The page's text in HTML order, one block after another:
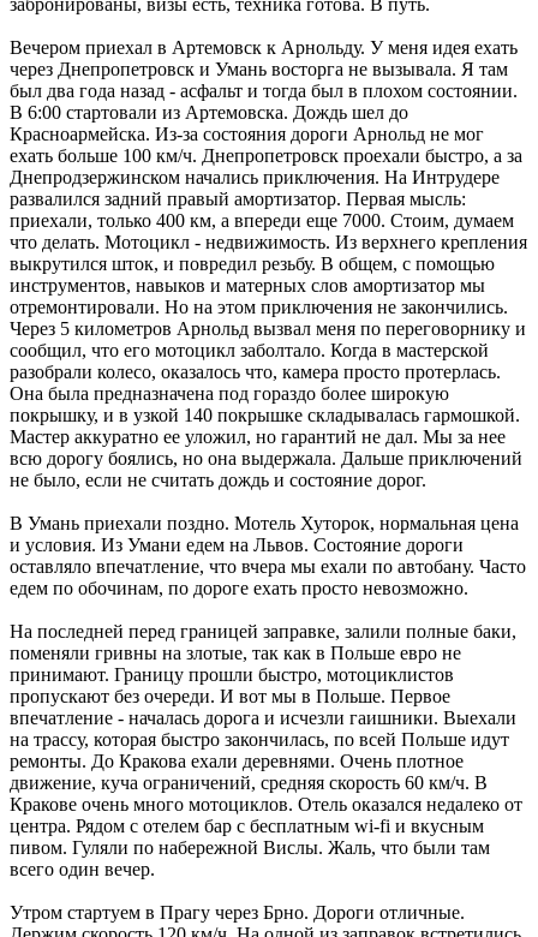
Вечером приехал в Артемовск к Арнольду. У меня идея ехать
через Днепропетровск и Умань восторга не вызывала. Я там
был два года назад - асфальт и тогда был в плохом состоянии.
В 6:00 стартовали из Артемовска. Дождь шел до
Красноармейска. Из-за состояния дороги Арнольд не мог
ехать больше 100 км/ч. Днепропетровск проехали быстро, а за
Днепродзержинском начались приключения. На Интрудере
развалился задний правый амортизатор. Первая мысль:
приехали, только 400 км, а впереди еще 7000. Стоим, думаем
что делать. Мотоцикл - недвижимость. Из верхнего крепления
выкрутился шток, и повредил резьбу. В общем, с помощью
инструментов, навыков и матерных слов амортизатор мы
отремонтировали. Но на этом приключения не закончились.
Через 5 километров Арнольд вызвал меня по переговорнику и
сообщил, что его мотоцикл заболтало. Когда в мастерской
разобрали колесо, оказалось что, камера просто протерлась.
Она была предназначена под гораздо более широкую
покрышку, и в узкой 140 покрышке складывалась гармошкой.
Мастер аккуратно ее уложил, но гарантий не дал. Мы за нее
всю дорогу боялись, но она выдержала. Дальше приключений
не было, если не считать дождь и состояние дорог.
В Умань приехали поздно. Мотель Хуторок, нормальная цена
и условия. Из Умани едем на Львов. Состояние дороги
оставляло впечатление, что вчера мы ехали по автобану. Часто
едем по обочинам, по дороге ехать просто невозможно.
На последней перед границей заправке, залили полные баки,
поменяли гривны на злотые, так как в Польше евро не
принимают. Границу прошли быстро, мотоциклистов
пропускают без очереди. И вот мы в Польше. Первое
впечатление - началась дорога и исчезли гаишники. Выехали
на трассу, которая быстро закончилась, по всей Польше идут
ремонты. До Кракова ехали деревнями. Очень плотное
движение, куча ограничений, средняя скорость 60 км/ч. В
Кракове очень много мотоциклов. Отель оказался недалеко от
центра. Рядом с отелем бар с бесплатным wi-fi и вкусным
пивом. Гуляли по набережной Вислы. Жаль, что были там
всего один вечер.
Утром стартуем в Прагу через Брно. Дороги отличные.